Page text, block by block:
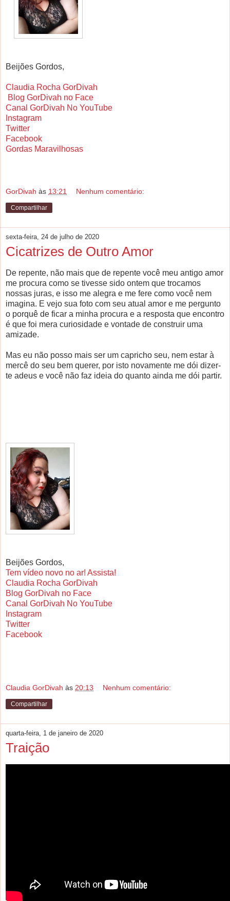
Beijões Gordos,
Claudia Rocha GorDivah
Blog GorDivah no Face
Canal GorDivah No YouTube
Instagram
Twitter
Facebook
Gordas Maravilhosas
GorDivah às 13:21 Nenhum comentário:
Compartilhar
sexta-feira, 24 de julho de 2020
Cicatrizes de Outro Amor
De repente, não mais que de repente você meu antigo amor
me procura como se tivesse sido ontem que trocamos
nossas juras, e isso me alegra e me fere como você nem
imagina. E vejo sua foto com seu atual amor e me pergunto
o porquê de ficar a minha procura e a resposta que encontro
é que foi mera curiosidade e vontade de construir uma
amizade.
Mas eu não posso mais ser um capricho seu, nem estar à
mercê do seu bem querer, por isto novamente me dói dizer-
te adeus e você não faz ideia do quanto ainda me dói partir.
Beijões Gordos,
Tem vídeo novo no ar! Assista!
Claudia Rocha GorDivah
Blog GorDivah no Face
Canal GorDivah No YouTube
Instagram
Twitter
Facebook
Claudia GorDivah às 20:13 Nenhum comentário:
Compartilhar
quarta-feira, 1 de janeiro de 2020
Traição